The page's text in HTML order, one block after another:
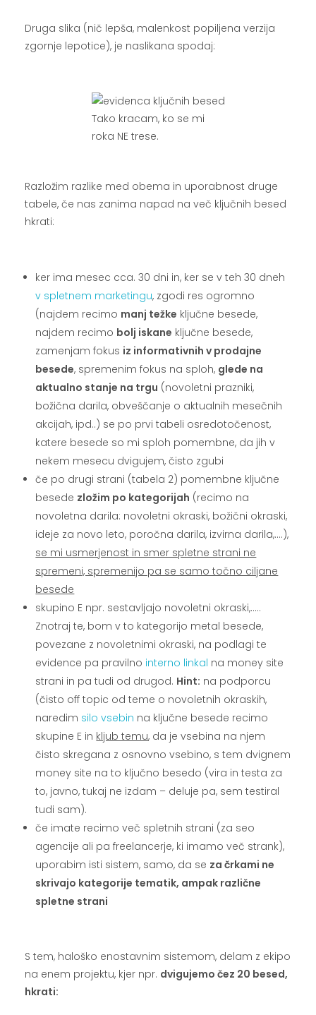
Druga slika (nič lepša, malenkost popiljena verzija
zgornje lepotice), je naslikana spodaj:
Tako kracam, ko se mi
roka NE trese.
Razložim razlike med obema in uporabnost druge
tabele, če nas zanima napad na več ključnih besed
hkrati:
ker ima mesec cca. 30 dni in, ker se v teh 30 dneh
v spletnem marketingu, zgodi res ogromno
(najdem recimo manj težke ključne besede,
najdem recimo bolj iskane ključne besede,
zamenjam fokus iz informativnih v prodajne
besede, spremenim fokus na sploh, glede na
aktualno stanje na trgu (novoletni prazniki,
božična darila, obveščanje o aktualnih mesečnih
akcijah, ipd..) se po prvi tabeli osredotočenost,
katere besede so mi sploh pomembne, da jih v
nekem mesecu dvigujem, čisto zgubi
če po drugi strani (tabela 2) pomembne ključne
besede zložim po kategorijah (recimo na
novoletna darila: novoletni okraski, božični okraski,
ideje za novo leto, poročna darila, izvirna darila,….),
se mi usmerjenost in smer spletne strani ne
spremeni, spremenijo pa se samo točno ciljane
besede
skupino E npr. sestavljajo novoletni okraski,…..
Znotraj te, bom v to kategorijo metal besede,
povezane z novoletnimi okraski, na podlagi te
evidence pa pravilno interno linkal na money site
strani in pa tudi od drugod. Hint: na podporcu
(čisto off topic od teme o novoletnih okraskih,
naredim silo vsebin na ključne besede recimo
skupine E in kljub temu, da je vsebina na njem
čisto skregana z osnovno vsebino, s tem dvignem
money site na to ključno besedo (vira in testa za
to, javno, tukaj ne izdam – deluje pa, sem testiral
tudi sam).
če imate recimo več spletnih strani (za seo
agencije ali pa freelancerje, ki imamo več strank),
uporabim isti sistem, samo, da se za črkami ne
skrivajo kategorije tematik, ampak različne
spletne strani
S tem, haloško enostavnim sistemom, delam z ekipo
na enem projektu, kjer npr. dvigujemo čez 20 besed,
hkrati: